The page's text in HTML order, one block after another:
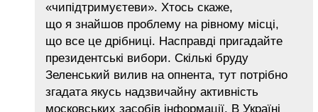
«чипідтримуєтеви». Хтось скаже,
що я знайшов проблему на рівному місці,
що все це дрібниці. Насправді пригадайте
президентські вибори. Скількі бруду
Зеленський вилив на опнента, тут потрібно
згадата якусь надзвичайну активність
московських засобів інформації. В Україні